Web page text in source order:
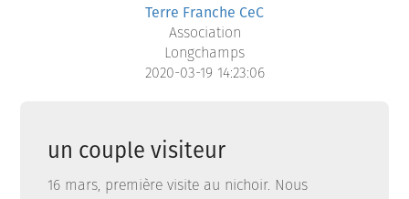
Terre Franche CeC
Association
Longchamps
2020-03-19 14:23:06
un couple visiteur
16 mars, première visite au nichoir. Nous